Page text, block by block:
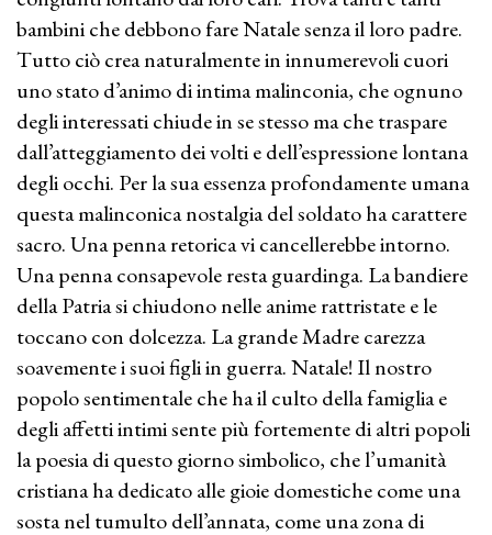
bambini che debbono fare Natale senza il loro padre.
Tutto ciò crea naturalmente in innumerevoli cuori
uno stato d’animo di intima malinconia, che ognuno
degli interessati chiude in se stesso ma che traspare
dall’atteggiamento dei volti e dell’espressione lontana
degli occhi. Per la sua essenza profondamente umana
questa malinconica nostalgia del soldato ha carattere
sacro. Una penna retorica vi cancellerebbe intorno.
Una penna consapevole resta guardinga. La bandiere
della Patria si chiudono nelle anime rattristate e le
toccano con dolcezza. La grande Madre carezza
soavemente i suoi figli in guerra. Natale! Il nostro
popolo sentimentale che ha il culto della famiglia e
degli affetti intimi sente più fortemente di altri popoli
la poesia di questo giorno simbolico, che l’umanità
cristiana ha dedicato alle gioie domestiche come una
sosta nel tumulto dell’annata, come una zona di